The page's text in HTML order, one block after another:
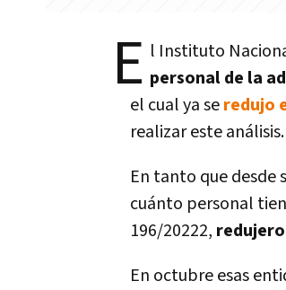
E l Instituto
personal de la
el cual ya seredujo
realizar este análisis.
En tanto que desde
cuánto personal
196/20222,
En octubre esas